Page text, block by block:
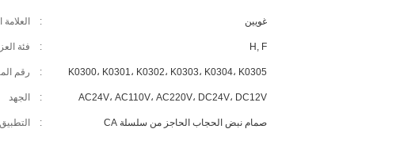
العلامة : غويين
فئة : H, F
رقم : K0300، K0301، K0302، K0303، K0304، K0305
الجهد : AC24V، AC110V، AC220V، DC24V، DC12V
التطبيق : صمام نبض الحجاب الحاجز من سلسلة CA